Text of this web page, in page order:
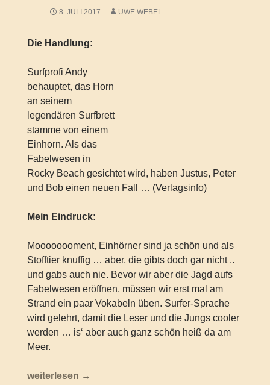
8. JULI 2017 UWE WEBEL
Die Handlung:
Surfprofi Andy
behauptet, das Horn
an seinem
legendären Surfbrett
stamme von einem
Einhorn. Als das
Fabelwesen in
Rocky Beach gesichtet wird, haben Justus, Peter
und Bob einen neuen Fall … (Verlagsinfo)
Mein Eindruck:
Moooooooment, Einhörner sind ja schön und als
Stofftier knuffig … aber, die gibts doch gar nicht ..
und gabs auch nie. Bevor wir aber die Jagd aufs
Fabelwesen eröffnen, müssen wir erst mal am
Strand ein paar Vokabeln üben. Surfer-Sprache
wird gelehrt, damit die Leser und die Jungs cooler
werden … is‘ aber auch ganz schön heiß da am
Meer.
Die drei ??? Kids – Surfstrand in Gefahr (Band 73)
weiterlesen →